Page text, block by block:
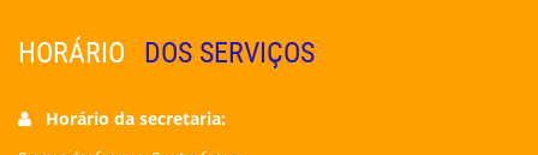
HORÁRIO DOS SERVIÇOS
Horário da secretaria: